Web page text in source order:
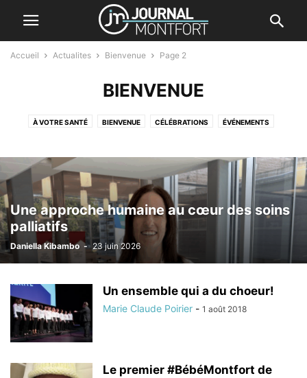
Accueil Actualites Bienvenue Page 2
BIENVENUE
À VOTRE SANTÉ BIENVENUE CÉLÉBRATIONS ÉVÉNEMENTS
Une approche humaine au cœur des soins
palliatifs
Daniella Kibambo - 23 juin 2026
Un ensemble qui a du choeur!
Marie Claude Poirier - 1 août 2018
Le premier #BébéMontfort de